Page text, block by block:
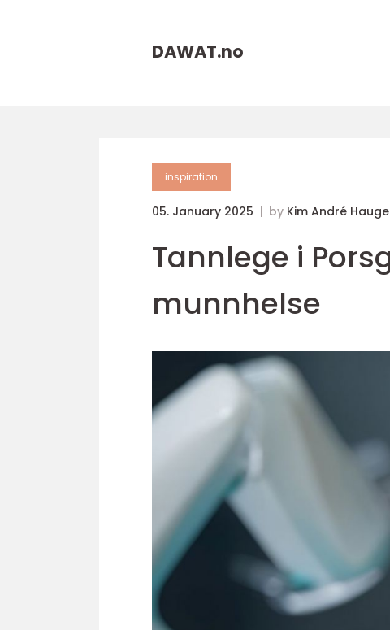
DAWAT.no
inspiration
05. January 2025 by Kim André
Tannlege i
munnhelse